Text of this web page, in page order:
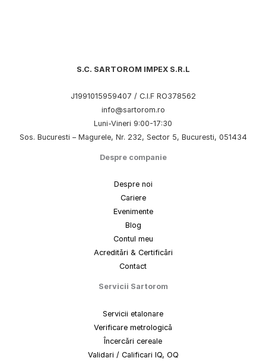
S.C. SARTOROM IMPEX S.R.L
J1991015959407 / C.I.F RO378562
info@sartorom.ro
Luni-Vineri 9:00-17:30
Sos. Bucuresti – Magurele, Nr. 232, Sector 5, Bucuresti, 051434
Despre companie
Despre noi
Cariere
Evenimente
Blog
Contul meu
Acreditări & Certificări
Contact
Servicii Sartorom
Servicii etalonare
Verificare metrologică
Încercări cereale
Validari / Calificari IQ, OQ